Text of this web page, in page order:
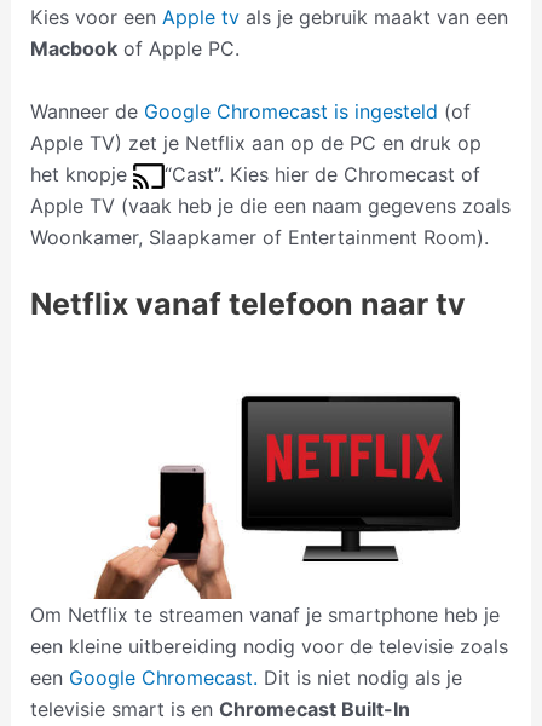
Kies voor een Apple tvals je gebruik maakt van een
Macbookof Apple PC.
Wanneer de Google Chromecast is ingesteld (of
Apple TV) zet je Netflix aan op de PC en druk op
het knopje
“Cast”. Kies hier de Chromecast of
Apple TV (vaak heb je die een naam gegevens zoals
Woonkamer, Slaapkamer of Entertainment Room).
Netflix vanaf telefoon naar tv
Om Netflix te streamen vanaf je smartphone heb je
een kleine uitbereiding nodig voor de televisie zoals
een Google Chromecast. Dit is niet nodig als je
televisie smart is en Chromecast Built-In